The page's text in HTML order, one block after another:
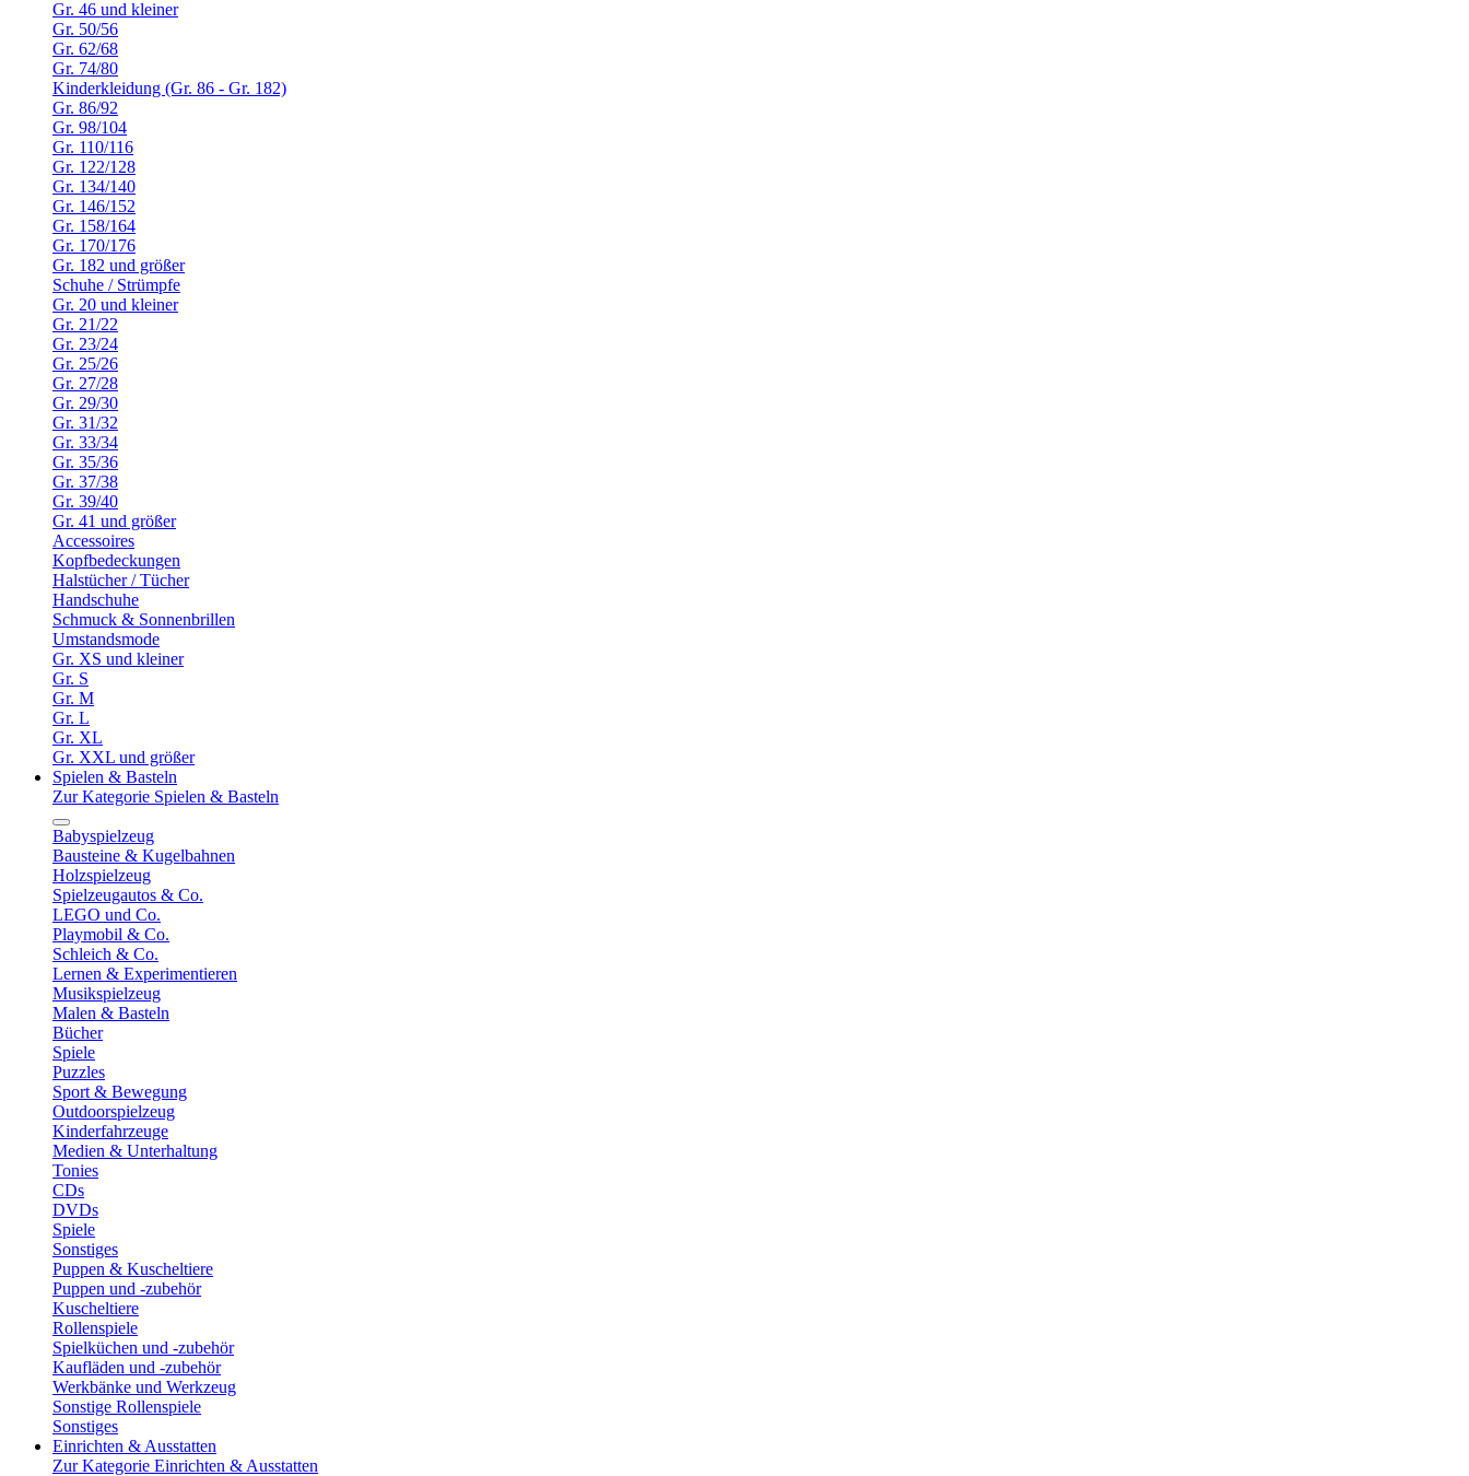
Gr. 46 und kleiner
Gr. 50/56
Gr. 62/68
Gr. 74/80
Kinderkleidung (Gr. 86 - Gr. 182)
Gr. 86/92
Gr. 98/104
Gr. 110/116
Gr. 122/128
Gr. 134/140
Gr. 146/152
Gr. 158/164
Gr. 170/176
Gr. 182 und größer
Schuhe / Strümpfe
Gr. 20 und kleiner
Gr. 21/22
Gr. 23/24
Gr. 25/26
Gr. 27/28
Gr. 29/30
Gr. 31/32
Gr. 33/34
Gr. 35/36
Gr. 37/38
Gr. 39/40
Gr. 41 und größer
Accessoires
Kopfbedeckungen
Halstücher / Tücher
Handschuhe
Schmuck & Sonnenbrillen
Umstandsmode
Gr. XS und kleiner
Gr. S
Gr. M
Gr. L
Gr. XL
Gr. XXL und größer
Spielen & Basteln
Zur Kategorie Spielen & Basteln
Babyspielzeug
Bausteine & Kugelbahnen
Holzspielzeug
Spielzeugautos & Co.
LEGO und Co.
Playmobil & Co.
Schleich & Co.
Lernen & Experimentieren
Musikspielzeug
Malen & Basteln
Bücher
Spiele
Puzzles
Sport & Bewegung
Outdoorspielzeug
Kinderfahrzeuge
Medien & Unterhaltung
Tonies
CDs
DVDs
Spiele
Sonstiges
Puppen & Kuscheltiere
Puppen und -zubehör
Kuscheltiere
Rollenspiele
Spielküchen und -zubehör
Kaufläden und -zubehör
Werkbänke und Werkzeug
Sonstige Rollenspiele
Sonstiges
Einrichten & Ausstatten
Zur Kategorie Einrichten & Ausstatten